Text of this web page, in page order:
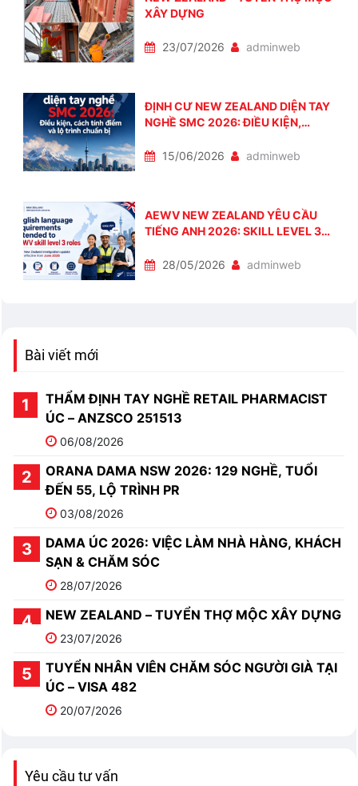
XÂY DỰNG
23/07/2026 adminweb
ĐỊNH CƯ NEW ZEALAND DIỆN TAY
NGHỀ SMC 2026: ĐIỀU KIỆN,
CHUẨN BỊ
15/06/2026 adminweb
AEWV NEW ZEALAND YÊU CẦU
TIẾNG ANH 2026: SKILL LEVEL 3
28/05/2026
adminweb
Bài viết mới
THẨM ĐỊNH TAY NGHỀ RETAIL PHARMACIST
ÚC – ANZSCO 251513
06/08/2026
ORANA DAMA NSW 2026: 129 NGHỀ, TUỔI
ĐẾN 55, LỘ TRÌNH PR
03/08/2026
DAMA ÚC 2026: VIỆC LÀM NHÀ HÀNG, KHÁCH
SẠN & CHĂM SÓC
28/07/2026
NEW ZEALAND – TUYỂN THỢ MỘC XÂY DỰNG
23/07/2026
TUYỂN NHÂN VIÊN CHĂM SÓC NGƯỜI GIÀ TẠI
ÚC – VISA 482
20/07/2026
Yêu cầu tư vấn